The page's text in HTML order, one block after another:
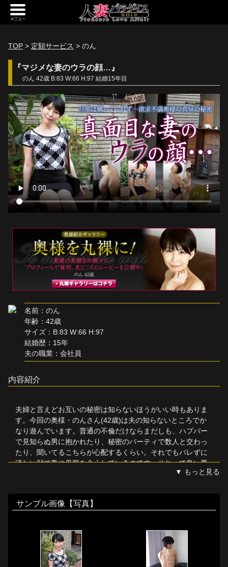
トップページ
定額サービス
[定額] メインギャラリー
[定額] 人妻楽園ギャラリー
[定額] 期間限定ギャラリー
[定額] 継続1カ月ギャラリー
[定額] 継続3カ月ギャラリー
[定額] 継続6カ月ギャラリー
単品販売
ヘルプ
お問い合わせ
TOP > 定額サービス > のん
『マジメな妻のウラの顔…』
のん 42歳 B:83 W:66 H:97 結婚15年目
名前：のん
年齢：42歳
サイズ：B:83 W:66 H:97
結婚歴：15年
夫の職業：会社員
内容紹介
夫婦と言えどお互いの秘密は知らないほうがいい時もありま
す。今回の奥様・のんさん(42歳)は夫の知らないところでか
なり遊んでいます。普通の不倫だけならまだしも、ハプバー
で見知らぬ男に抱かれたり、秘密のパーティで数人と交わっ
たり、聞いてるこちらが心配するくらい。それでもバレずに
涼しい顔で妻や母親を全うしているのです。それって良い悪
色白スレンダーボディにピンクのマイクロビキニがよく映え
ます。パイパンなのでパンティ部ギリギリまできれいにクッ
が、手で割ると可愛い蕾が横から覗くのが可愛らしいです。
四つん這いで尻を突き出すと柔軟性があってしなやかな背中
のラインがとってもセクシー。
▼ もっと見る
サンプル画像【写真】